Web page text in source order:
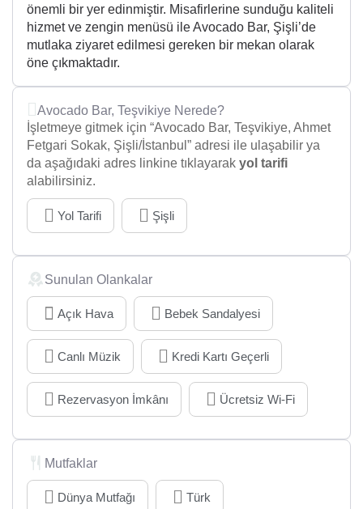
önemli bir yer edinmiştir. Misafirlerine sunduğu kaliteli
hizmet ve zengin menüsü ile Avocado Bar, Şişli’de
mutlaka ziyaret edilmesi gereken bir mekan olarak
öne çıkmaktadır.
Avocado Bar, Teşvikiye Nerede?
İşletmeye gitmek için “Avocado Bar, Teşvikiye, Ahmet
Fetgari Sokak, Şişli/İstanbul” adresi ile ulaşabilir ya
da aşağıdaki adres linkine tıklayarak yol tarifi
alabilirsiniz.
Yol Tarifi Şişli
Sunulan Olankalar
Açık Hava Bebek Sandalyesi
Canlı Müzik Kredi Kartı Geçerli
Rezervasyon İmkânı Ücretsiz Wi-Fi
Mutfaklar
Dünya Mutfağı Türk